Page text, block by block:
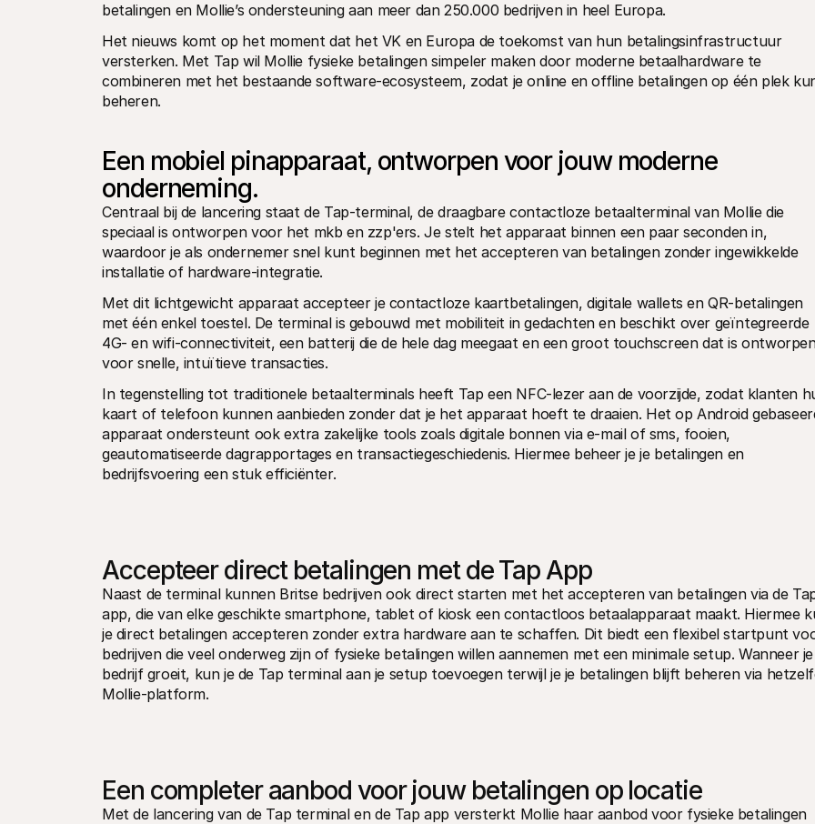
betalingen en Mollie’s ondersteuning aan meer dan 250.000 bedrijven in heel Europa.
Het nieuws komt op het moment dat het VK en Europa de toekomst van hun betalingsinfrastructuur
versterken. Met Tap wil Mollie fysieke betalingen simpeler maken door moderne betaalhardware te
combineren met het bestaande software-ecosysteem, zodat je online en offline betalingen op één plek
beheren.
Een mobiel pinapparaat, ontworpen voor jouw moderne
onderneming.
Centraal bij de lancering staat de Tap-terminal, de draagbare contactloze betaalterminal van Mollie die
speciaal is ontworpen voor het mkb en zzp'ers. Je stelt het apparaat binnen een paar seconden in,
waardoor je als ondernemer snel kunt beginnen met het accepteren van betalingen zonder ingewikkelde
installatie of hardware-integratie.
Met dit lichtgewicht apparaat accepteer je contactloze kaartbetalingen, digitale wallets en QR-betalingen
met één enkel toestel. De terminal is gebouwd met mobiliteit in gedachten en beschikt over geïntegreerde
4G- en wifi-connectiviteit, een batterij die de hele dag meegaat en een groot touchscreen dat is
voor snelle, intuïtieve transacties.
In tegenstelling tot traditionele betaalterminals heeft Tap een NFC-lezer aan de voorzijde, zodat klanten
kaart of telefoon kunnen aanbieden zonder dat je het apparaat hoeft te draaien. Het op Android
apparaat ondersteunt ook extra zakelijke tools zoals digitale bonnen via e-mail of sms, fooien,
geautomatiseerde dagrapportages en transactiegeschiedenis. Hiermee beheer je je betalingen en
bedrijfsvoering een stuk efficiënter.
Accepteer direct betalingen met de Tap App
Naast de terminal kunnen Britse bedrijven ook direct starten met het accepteren van betalingen via de
app, die van elke geschikte smartphone, tablet of kiosk een contactloos betaalapparaat maakt. Hiermee
je direct betalingen accepteren zonder extra hardware aan te schaffen. Dit biedt een flexibel startpunt
bedrijven die veel onderweg zijn of fysieke betalingen willen aannemen met een minimale setup. Wanneer je
bedrijf groeit, kun je de Tap terminal aan je setup toevoegen terwijl je je betalingen blijft beheren via
Mollie-platform.
Een completer aanbod voor jouw betalingen op locatie
Met de lancering van de Tap terminal en de Tap app versterkt Mollie haar aanbod voor fysieke betalingen